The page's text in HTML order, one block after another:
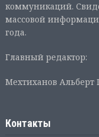
коммуникаций.
массовой
года.
Главный редактор:
Мехтиханов Альберт
Контакты